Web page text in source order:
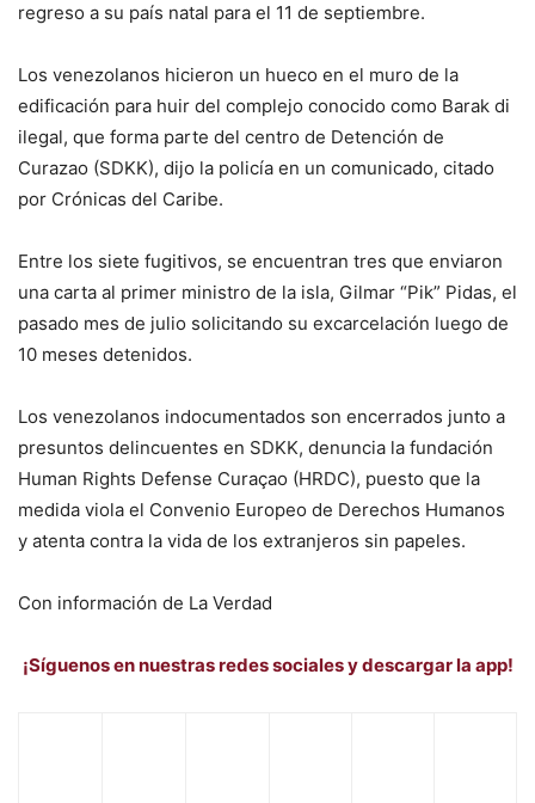
regreso a su país natal para el 11 de septiembre.
Los venezolanos hicieron un hueco en el muro de la
edificación para huir del complejo conocido como Barak di
ilegal, que forma parte del centro de Detención de
Curazao (SDKK), dijo la policía en un comunicado, citado
por Crónicas del Caribe.
Entre los siete fugitivos, se encuentran tres que enviaron
una carta al primer ministro de la isla, Gilmar “Pik” Pidas, el
pasado mes de julio solicitando su excarcelación luego de
10 meses detenidos.
Los venezolanos indocumentados son encerrados junto a
presuntos delincuentes en SDKK, denuncia la fundación
Human Rights Defense Curaçao (HRDC), puesto que la
medida viola el Convenio Europeo de Derechos Humanos
y atenta contra la vida de los extranjeros sin papeles.
Con información de La Verdad
¡Síguenos en nuestras redes sociales y descargar la app!